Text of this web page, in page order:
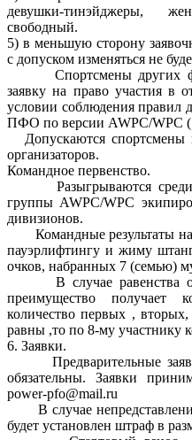
девушки-тинэйджеры,
свободный.
5) в меньшую сторону
с допуском изменяться не
Спортсмены других
заявку на право участия
условии соблюдения правил
ПФО по версии AWPC/WPC
Допускаются спортсмены
организаторов.
Командное первенство.
Разыгрываются среди
группы AWPC/WPC
дивизионов.
Командные результаты
пауэрлифтингу и жиму
очков, набранных 7 (семью)
В случае равенства
преимущество получает
количество первых ,
равны ,то по 8-му участнику
6. Заявки.
Предварительные
обязательны. Заявки
power-pfo@mail.ru
В случае
будет установлен штраф в